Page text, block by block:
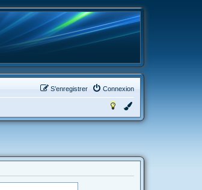
Connexion
S’enregistrer